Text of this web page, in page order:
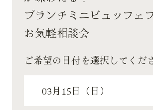
ブランチミニビュッフェ
お気軽相談会
ご希望の日付を選択してくだ